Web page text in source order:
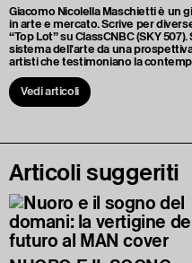
Giacomo Nicolella Maschietti è un
in arte e mercato. Scrive per
“Top Lot” su ClassCNBC (SKY
sistema dell'arte da una
artisti che testimoniano la
Vedi articoli
Articoli suggeriti